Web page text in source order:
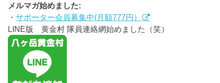
メルマガ始めました:
・サポーター会員募集中(月額777円）
LINE版 黄金村 隊員連絡網始めました（笑）